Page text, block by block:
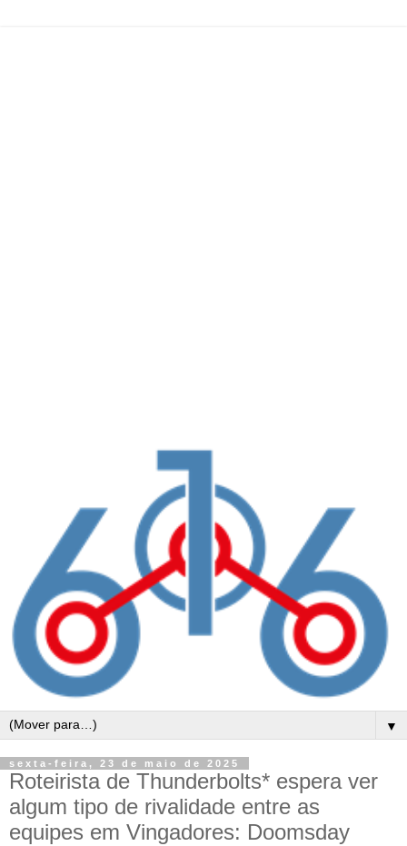
▼
sexta-feira, 23 de maio de 2025
Roteirista de Thunderbolts* espera ver
algum tipo de rivalidade entre as
equipes em Vingadores: Doomsday